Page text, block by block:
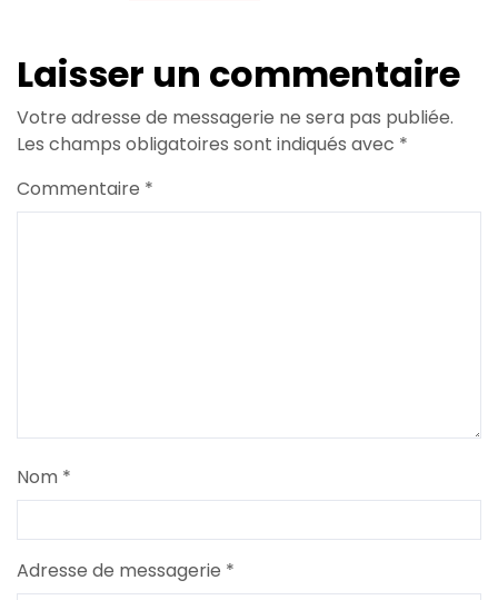
Laisser un commentaire
Votre adresse de messagerie ne sera pas publiée.
Les champs obligatoires sont indiqués avec *
Commentaire *
Nom *
Adresse de messagerie *